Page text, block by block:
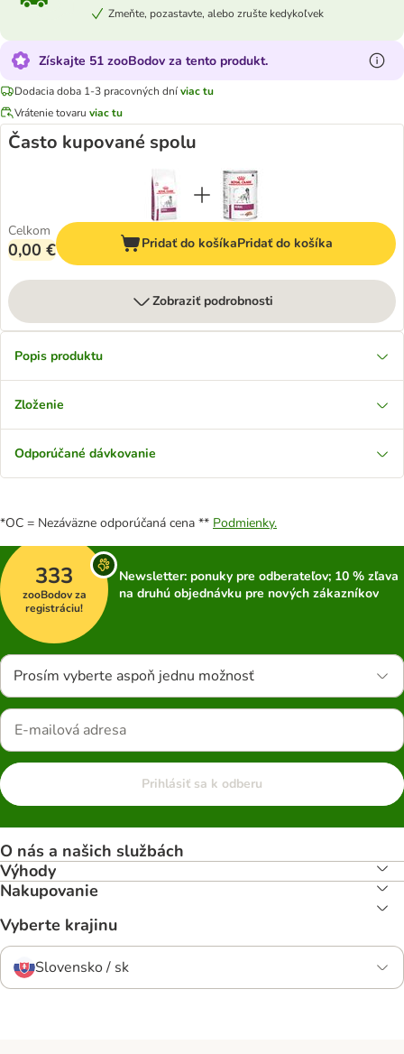
Zmeňte, pozastavte, alebo zrušte kedykoľvek
Získajte 51 zooBodov za tento produkt.
Dodacia doba 1-3 pracovných dníviac tu
Vrátenie tovaru viac tu
Často kupované spolu
Celkom
0,00 € Pridať do košíkaPridať do košíka
Zobraziť podrobnosti
Popis produktu
Zloženie
Odporúčané dávkovanie
*OC = Nezáväzne odporúčaná cena ** Podmienky.
333
zooBodov za
registráciu!
Newsletter: ponuky pre odberateľov; 10 % zľava
na druhú objednávku pre nových zákazníkov
Prosím vyberte aspoň jednu možnosť
Prihlásiť sa k odberu
O nás a našich službách
Výhody
Nakupovanie
Vyberte krajinu
Slovensko / sk